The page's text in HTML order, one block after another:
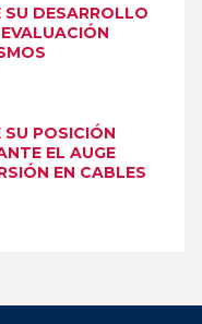
DESARROLLO
POSICIÓN
EL AUGE
EN CABLES